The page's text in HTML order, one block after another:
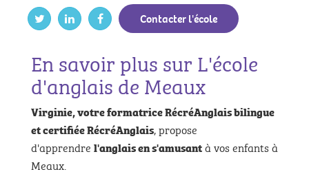
Contacter l'école
En savoir plus sur L'école
d'anglais de Meaux
Virginie, votre formatrice RécréAnglais bilingue
et certifiée RécréAnglais, propose
d'apprendre l'anglais en s'amusantà vos enfants à
Meaux.